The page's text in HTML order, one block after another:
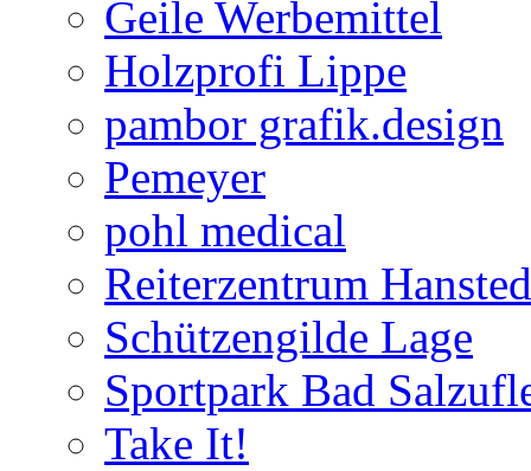
Geile Werbemittel
Holzprofi Lippe
pambor grafik.design
Pemeyer
pohl medical
Reiterzentrum
Schützengilde Lage
Sportpark Bad
Take It!